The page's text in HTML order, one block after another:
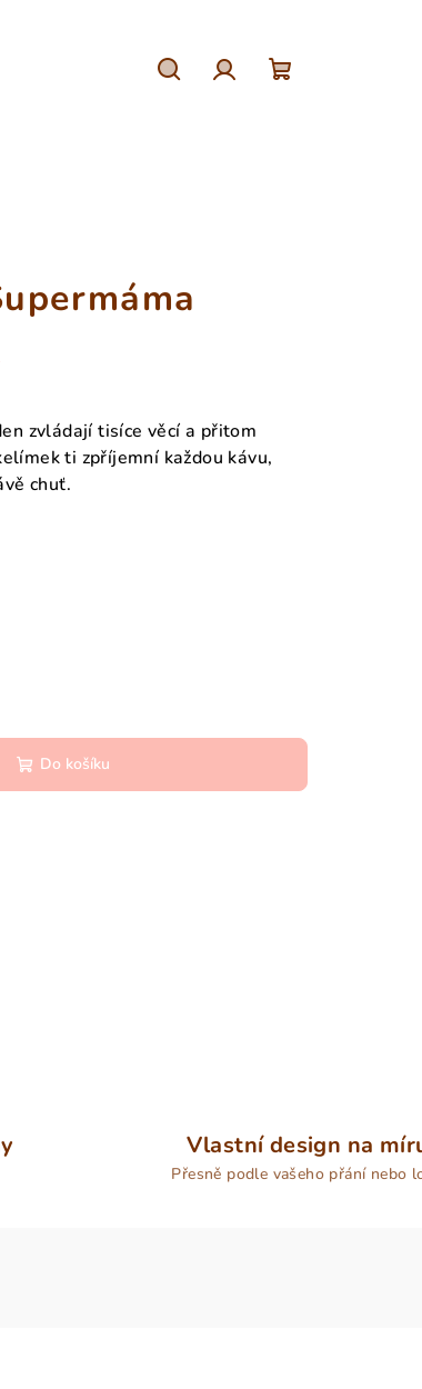
zvládají tisíce věcí a přitom
ti zpříjemní každou kávu,
chuť.
Do košíku
Vlastní design na
Přesně podle vašeho přání nebo